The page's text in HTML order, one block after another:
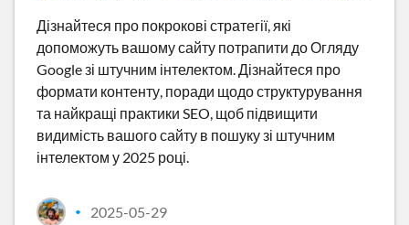
Дізнайтеся про покрокові стратегії, які
допоможуть вашому сайту потрапити до Огляду
Google зі штучним інтелектом. Дізнайтеся про
формати контенту, поради щодо структурування
та найкращі практики SEO, щоб підвищити
видимість вашого сайту в пошуку зі штучним
інтелектом у 2025 році.
• 2025-05-29